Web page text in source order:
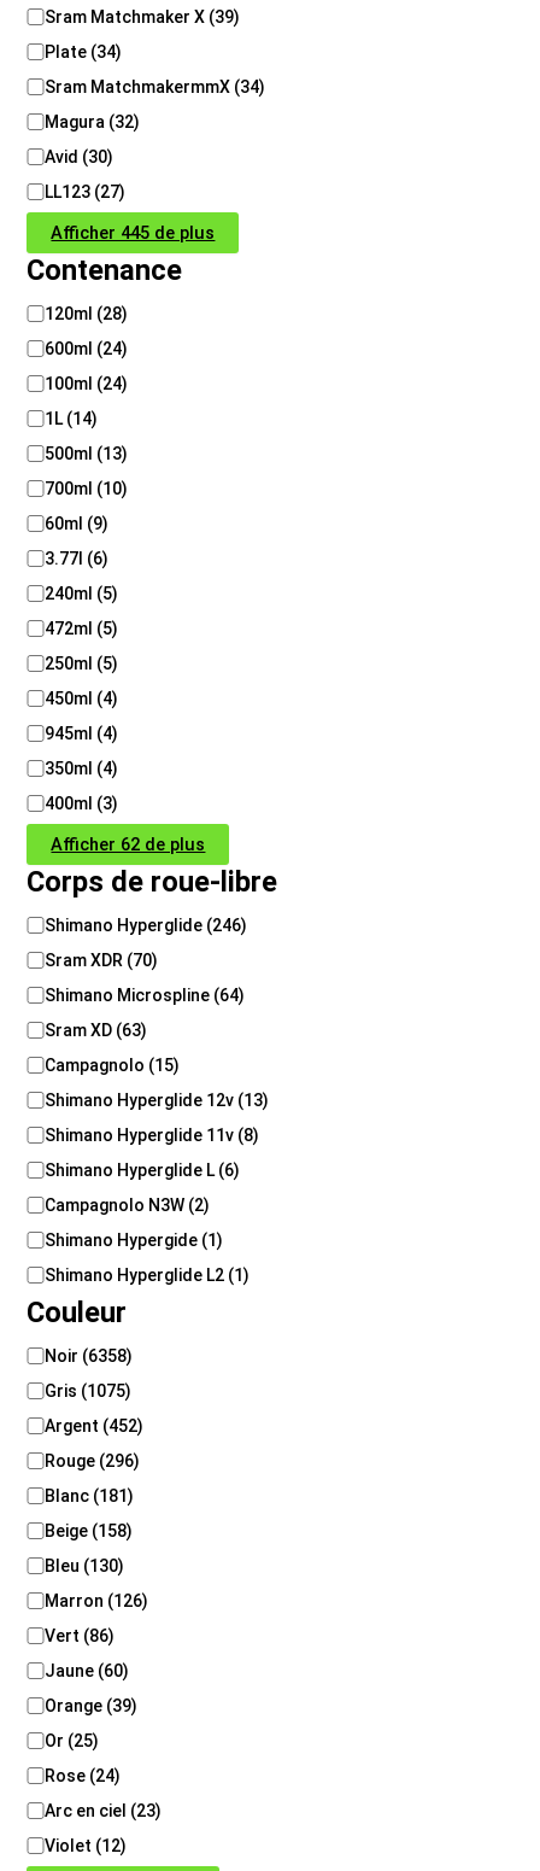
Sram Matchmaker X (39)
Plate (34)
Sram MatchmakermmX (34)
Magura (32)
Avid (30)
LL123 (27)
Afficher 445 de plus
Contenance
C
n
t
e
n
a
n
c
e
120ml (28)
600ml (24)
100ml (24)
1L (14)
500ml (13)
700ml (10)
60ml (9)
3.77l (6)
240ml (5)
472ml (5)
250ml (5)
450ml (4)
945ml (4)
350ml (4)
400ml (3)
Afficher 62 de plus
Corps de roue-libre
C
r
p
s
d
e
r
o
u
e
l
i
r
e
Shimano Hyperglide (246)
Sram XDR (70)
Shimano Microspline (64)
Sram XD (63)
Campagnolo (15)
Shimano Hyperglide 12v (13)
Shimano Hyperglide 11v (8)
Shimano Hyperglide L (6)
Campagnolo N3W (2)
Shimano Hypergide (1)
Shimano Hyperglide L2 (1)
Couleur
C
u
l
e
u
r
Noir (6358)
Gris (1075)
Argent (452)
Rouge (296)
Blanc (181)
Beige (158)
Bleu (130)
Marron (126)
Vert (86)
Jaune (60)
Orange (39)
Or (25)
Rose (24)
Arc en ciel (23)
Violet (12)